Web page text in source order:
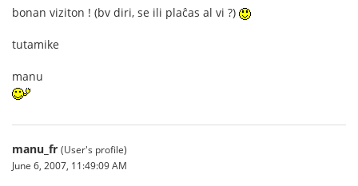
bonan viziton ! (bv diri, se ili plaĉas al vi ?)
tutamike
manu
manu_fr (User's profile)
June 6, 2007, 11:49:09 AM